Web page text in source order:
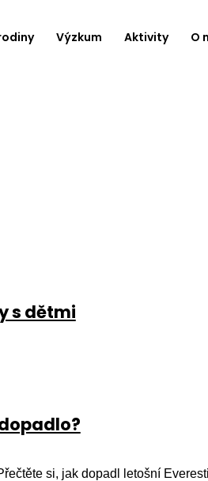
Výzkum Aktivity O
s dětmi
si, jak dopadl letošní